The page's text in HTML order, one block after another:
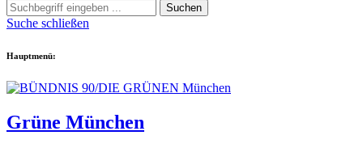
Suchen
Suche schließen
Hauptmenü:
Grüne München